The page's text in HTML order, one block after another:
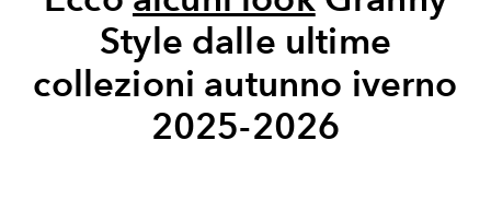
Style dalle ultime
collezioni autunno iverno
2025-2026